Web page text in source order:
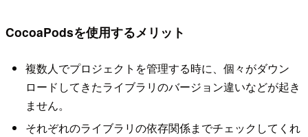
CocoaPodsを使用するメリット
複数人でプロジェクトを管理する時に、個々がダウン
ロードしてきたライブラリのバージョン違いなどが起き
ません。
それぞれのライブラリの依存関係までチェックしてくれ